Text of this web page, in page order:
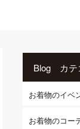
Blog カテ
お着物のイベ
お着物のコー